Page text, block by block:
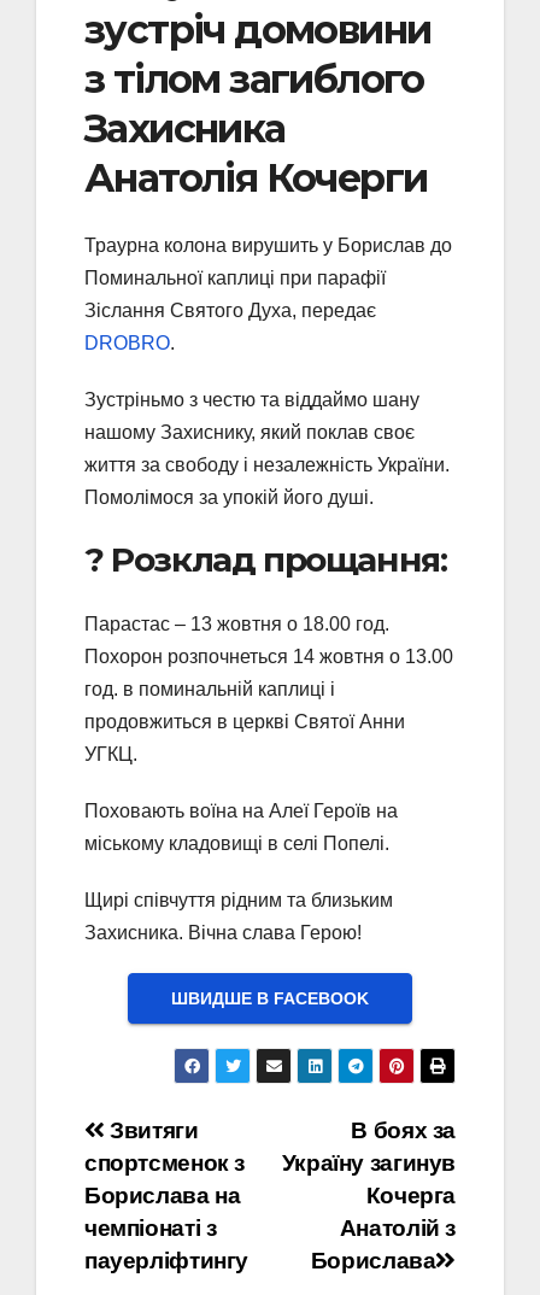
зустріч домовини
з тілом загиблого
Захисника
Анатолія Кочерги
Траурна колона вирушить у Борислав до
Поминальної каплиці при парафії
Зіслання Святого Духа, передає
DROBRO.
Зустріньмо з честю та віддаймо шану
нашому Захиснику, який поклав своє
життя за свободу і незалежність України.
Помолімося за упокій його душі.
? Розклад прощання:
Парастас – 13 жовтня о 18.00 год.
Похорон розпочнеться 14 жовтня о 13.00
год. в поминальній каплиці і
продовжиться в церкві Святої Анни
УГКЦ.
Поховають воїна на Алеї Героїв на
міському кладовищі в селі Попелі.
Щирі співчуття рідним та близьким
Захисника. Вічна слава Герою!
ШВИДШЕ В FACEBOOK
Навігація
записів
В боях за
Україну загинув
Кочерга
Анатолій з
Борислава
Звитяги
спортсменок з
Борислава на
чемпіонаті з
пауерліфтингу